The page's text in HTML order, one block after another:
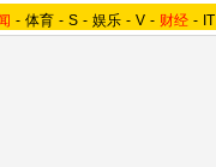
- 体育 - S - 娱乐 - V - 财经 - IT